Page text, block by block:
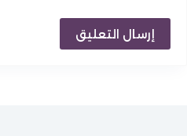
إرسال التعليق